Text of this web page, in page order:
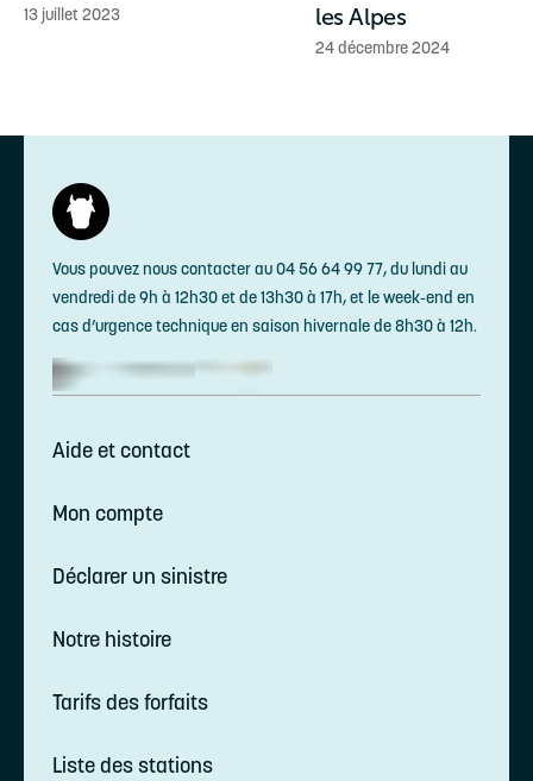
13 juillet 2023
les Alpes
24 décembre 2024
Vous pouvez nous contacter au 04 56 64 99 77, du lundi au
vendredi de 9h à 12h30 et de 13h30 à 17h, et le week-end en
cas d’urgence technique en saison hivernale de 8h30 à 12h.
Aide et contact
Mon compte
Déclarer un sinistre
Notre histoire
Tarifs des forfaits
Liste des stations